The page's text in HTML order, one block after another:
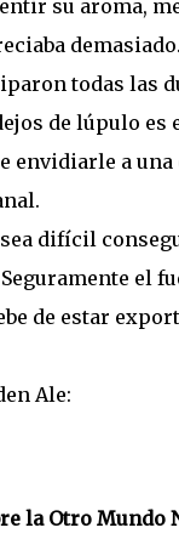
su aroma,
todas las
de lúpulo es
envidiarle a una
sea difícil
el
de estar
Ale:
la Otro Mundo